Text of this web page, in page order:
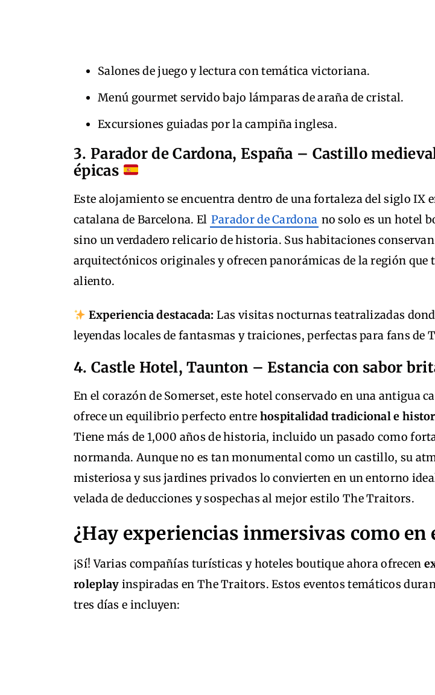
Salones de juego y lectura con temática victoriana.
Menú gourmet servido bajo lámparas de araña de cristal.
Excursiones guiadas por la campiña inglesa.
3. Parador de Cardona, España – Castillo
épicas
Este alojamiento se encuentra dentro de una fortaleza del siglo IX
catalana de Barcelona. El Parador de Cardona no solo es un hotel
sino un verdadero relicario de historia. Sus habitaciones
arquitectónicos originales y ofrecen panorámicas de la región que
aliento.
Experiencia destacada: Las visitas nocturnas teatralizadas
leyendas locales de fantasmas y traiciones, perfectas para fans de
4. Castle Hotel, Taunton – Estancia con sabor
En el corazón de Somerset, este hotel conservado en una antigua
ofrece un equilibrio perfecto entre hospitalidad tradicional e
Tiene más de 1,000 años de historia, incluido un pasado como
normanda. Aunque no es tan monumental como un castillo, su
misteriosa y sus jardines privados lo convierten en un entorno
velada de deducciones y sospechas al mejor estilo The Traitors.
¿Hay experiencias inmersivas como en
¡Sí! Varias compañías turísticas y hoteles boutique ahora ofrecen
roleplay inspiradas en The Traitors. Estos eventos temáticos
tres días e incluyen: